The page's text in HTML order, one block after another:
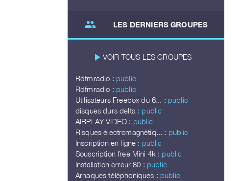
group LES DERNIERS GROUPES
play_arrow VOIR TOUS LES GROUPES
Rdfmradio : public
Rdfmradio : public
Utilisateurs Freebox du 6... : public
disques durs delta : public
AIRPLAY VIDEO : public
Risques électromagnétiq... : public
Inscription en ligne : public
Souscription free Mini 4k : public
Installation erreur 80 : public
Arnaques téléphoniques : public